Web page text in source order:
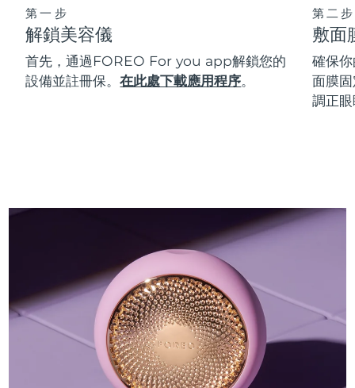
第一步
解鎖美容儀
首先，通過FOREO For you app解鎖您的
設備並註冊保。在此處下載應用程序。
第二步
敷面
確保
面膜
調正